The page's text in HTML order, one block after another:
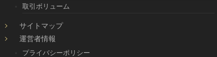
取引ボリューム
サイトマップ
運営者情報
プライバシーポリシー